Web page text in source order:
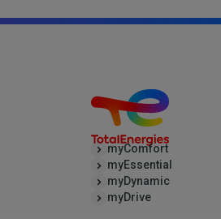
myComfort
myEssential
myDynamic
myDrive